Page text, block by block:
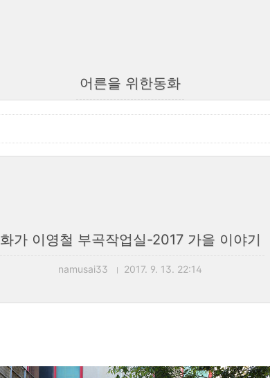
어른을 위한동화
화가 이영철 부곡작업실-2017 가을 이야기
namusai33 2017. 9. 13. 22:14